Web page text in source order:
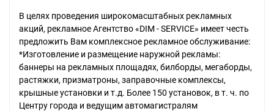
В целях проведения широкомасштабных рекламных
акций, рекламное Агентство «DIM - SERVICE» имеет честь
предложить Вам комплексное рекламное обслуживание:
*Изготовление и размещение наружной рекламы:
баннеры на рекламных площадях, билборды, мегаборды,
растяжки, призматроны, заправочные комплексы,
крышные установки и т.д. Более 150 установок, в т. ч. по
Центру города и ведущим автомагистралям